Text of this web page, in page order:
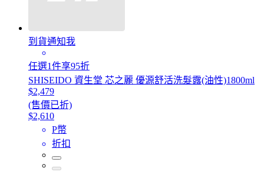
到貨通知我
任選1件享95折
SHISEIDO 資生堂 芯之麗 優源舒活洗髮露(油性)1800ml
$2,479
(售價已折)
$2,610
P幣
折扣